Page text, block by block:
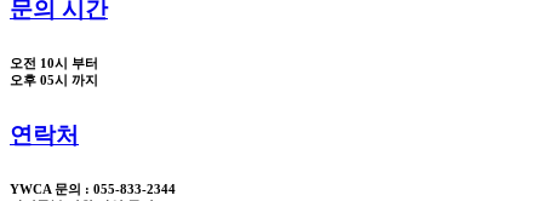
문의 시간
오전 10시 부터
오후 05시 까지
연락처
YWCA 문의 : 055-833-2344